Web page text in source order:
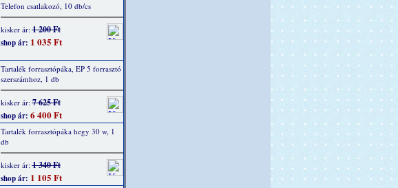
Telefon csatlakozó, 10 db/cs
kisker ár:1 200 Ft
shop ár: 1 035 Ft
Tartalék forrasztópáka, EP 5 forrasztó
szerszámhoz, 1 db
kisker ár:7 625 Ft
shop ár: 6 400 Ft
Tartalék forrasztópáka hegy 30 w, 1
db
kisker ár:1 340 Ft
shop ár: 1 105 Ft